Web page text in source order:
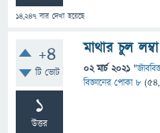
14,247 বার দেখা হয়েছে
+4
টি ভোট
1
উত্তর
মাথার চুল
02 মার্চ 2021 "
বিজ্ঞানের পোকা ৮ (